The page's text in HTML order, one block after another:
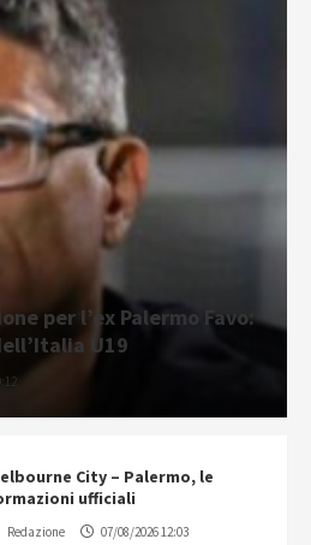
per l’ex Palermo Favo:
U19
City – Palermo, le
ufficiali
Redazione 07/08/2026 12:03